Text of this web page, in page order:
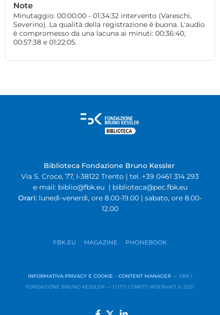
Note
Minutaggio: 00:00:00 - 01:34:32 intervento (Vareschi,
Severino). La qualità della registrazione è buona. L'audio
è compromesso da una lacuna ai minuti: 00:36:40,
00:57:38 e 01:22:05.
Biblioteca Fondazione Bruno Kessler
Via S. Croce, 77, I-38122 Trento | tel. +39 0461 314 293
e-mail: biblio@fbk.eu | biblioteca@pec.fbk.eu
Orari: lunedì-venerdì, ore 8.00-19.00 | sabato, ore 8.00-
12.00
FBK.EU MAGAZINE PHONEBOOK
INFORMATIVA PRIVACY E COOKIE – CONTENT MANAGER – FBK |
FONDAZIONE BRUNO KESSLER — TUTTI I DIRITTI RISERVATI © 2021